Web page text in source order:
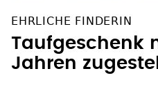
Taufgeschenk
Jahren